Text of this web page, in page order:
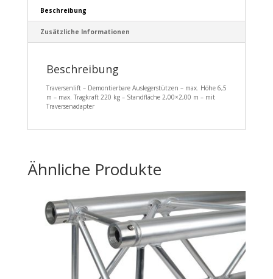
Beschreibung
Zusätzliche Informationen
Beschreibung
Traversenlift – Demontierbare Auslegerstützen – max. Höhe 6,5
m – max. Tragkraft 220 kg – Standfläche 2,00×2,00 m – mit
Traversenadapter
Ähnliche Produkte